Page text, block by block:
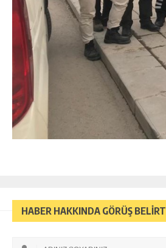
HABER HAKKINDA GÖRÜŞ BELİRT